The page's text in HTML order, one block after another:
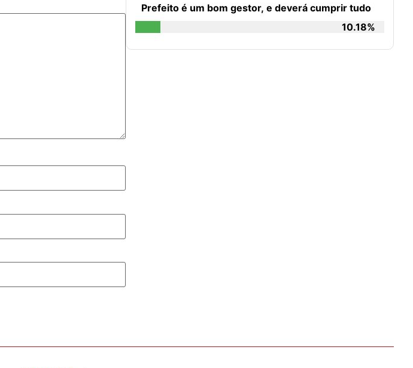
Prefeito é um bom gestor, e deverá cumprir tudo
10.18%